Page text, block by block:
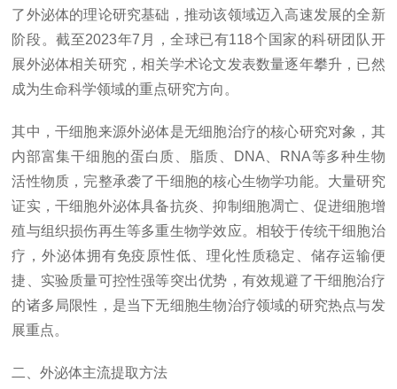
了外泌体的理论研究基础，推动该领域迈入高速发展的全新
阶段。截至2023年7月，全球已有118个国家的科研团队开
展外泌体相关研究，相关学术论文发表数量逐年攀升，已然
成为生命科学领域的重点研究方向。
其中，干细胞来源外泌体是无细胞治疗的核心研究对象，其
内部富集干细胞的蛋白质、脂质、DNA、RNA等多种生物
活性物质，完整承袭了干细胞的核心生物学功能。大量研究
证实，干细胞外泌体具备抗炎、抑制细胞凋亡、促进细胞增
殖与组织损伤再生等多重生物学效应。相较于传统干细胞治
疗，外泌体拥有免疫原性低、理化性质稳定、储存运输便
捷、实验质量可控性强等突出优势，有效规避了干细胞治疗
的诸多局限性，是当下无细胞生物治疗领域的研究热点与发
展重点。
二、外泌体主流提取方法